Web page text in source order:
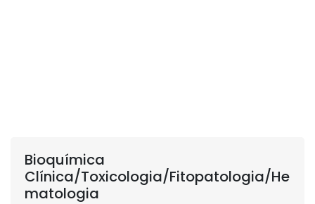
Bioquímica
Clínica/Toxicologia/Fitopatologia/He
matologia